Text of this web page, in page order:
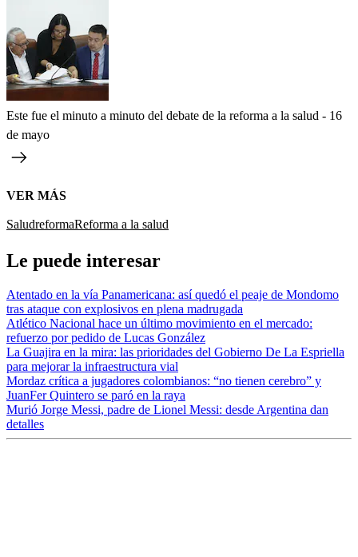
Este fue el minuto a minuto del debate de la reforma a la salud - 16
de mayo
VER MÁS
SaludreformaReforma a la salud
Le puede interesar
Atentado en la vía Panamericana: así quedó el peaje de Mondomo
tras ataque con explosivos en plena madrugada
Atlético Nacional hace un último movimiento en el mercado:
refuerzo por pedido de Lucas González
La Guajira en la mira: las prioridades del Gobierno De La Espriella
para mejorar la infraestructura vial
Mordaz crítica a jugadores colombianos: “no tienen cerebro” y
JuanFer Quintero se paró en la raya
Murió Jorge Messi, padre de Lionel Messi: desde Argentina dan
detalles